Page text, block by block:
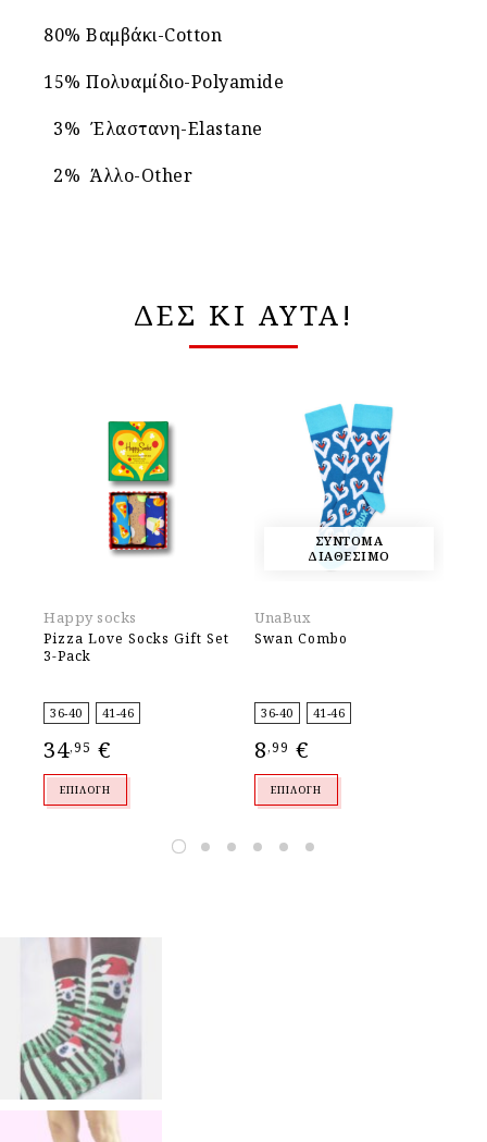
80% Βαμβάκι-Cotton
15% Πολυαμίδιο-Polyamide
3% Έλαστανη-Elastane
2% Άλλο-Other
ΔΕΣ ΚΙ ΑΥΤΑ!
Happy socks
Pizza Love Socks Gift Set
3-Pack
36-40 41-46
34,95 €
ΕΠΙΛΟΓΉ
ΣΥΝΤΟΜΑ
ΔΙΑΘΕΣΙΜΟ
UnaBux
Swan Combo
36-40 41-46
8,99 €
ΕΠΙΛΟΓΉ